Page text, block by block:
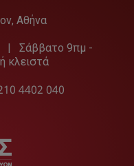
Αθήνα
| Σάββατο 9πμ -
κλειστά
4402 040